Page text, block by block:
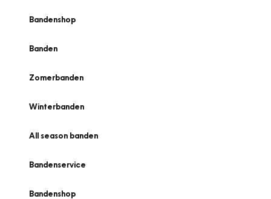
Bandenshop
Banden
Zomerbanden
Winterbanden
All season banden
Bandenservice
Bandenshop